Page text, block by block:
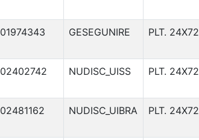
01974343 GESEGUNIRE PLT. 24X72
02402742 NUDISC_UISS PLT. 24X72
02481162 NUDISC_UIBRA PLT. 24X72